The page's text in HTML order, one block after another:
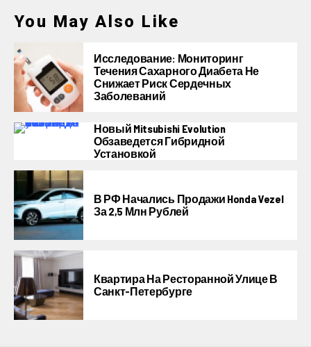
You May Also Like
Исследование: Мониторинг
Течения Сахарного Диабета Не
Снижает Риск Сердечных
Заболеваний
Новый Mitsubishi Evolution
Обзаведется Гибридной
Установкой
В РФ Начались Продажи Honda Vezel
За 2,5 Млн Рублей
Квартира На Ресторанной Улице В
Санкт-Петербурге